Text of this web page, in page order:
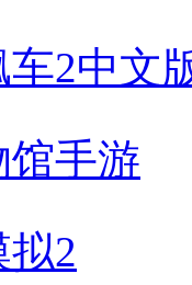
2中文
手游
2